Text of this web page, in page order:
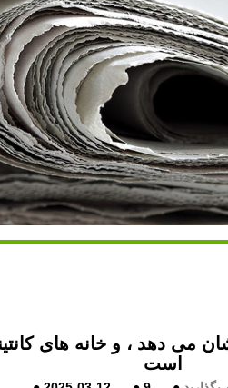
می دهد ، و خانه های
است